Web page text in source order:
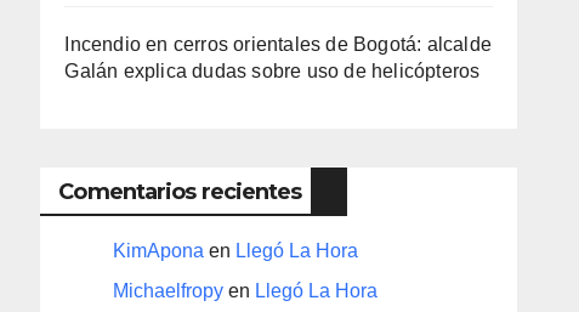
Incendio en cerros orientales de Bogotá: alcalde
Galán explica dudas sobre uso de helicópteros
Comentarios recientes
KimApona en Llegó La Hora
Michaelfropy en Llegó La Hora